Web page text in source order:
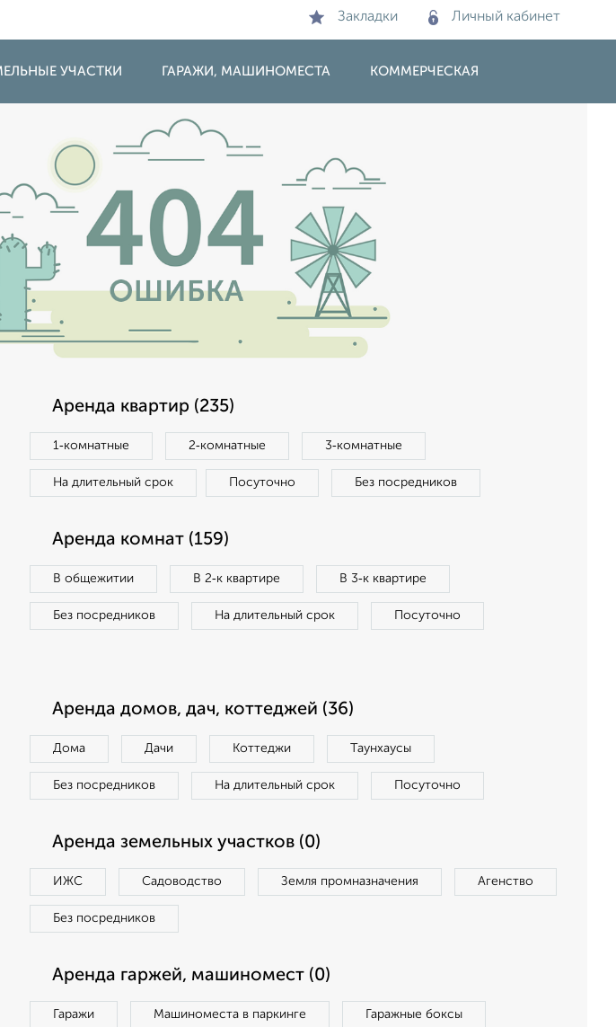
Закладки Личный кабинет
УЧАСТКИ ГАРАЖИ, МАШИНОМЕСТА КОММЕРЧЕСКАЯ
Аренда квартир (235)
1‑комнатные 2‑комнатные 3‑комнатные
На длительный срок Посуточно Без посредников
Аренда комнат (159)
В общежитии В 2‑к квартире В 3‑к квартире
Без посредников На длительный срок Посуточно
Аренда домов, дач, коттеджей (36)
Дома Дачи Коттеджи Таунхаусы
Без посредников На длительный срок Посуточно
Аренда земельных участков (0)
ИЖС Садоводство Земля промназначения Агенство
Без посредников
Аренда гаржей, машиномест (0)
Гаражи Машиноместа в паркинге Гаражные боксы